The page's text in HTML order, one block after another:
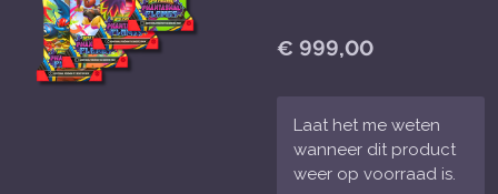
€ 999,00
Laat het me weten
wanneer dit product
weer op voorraad is.